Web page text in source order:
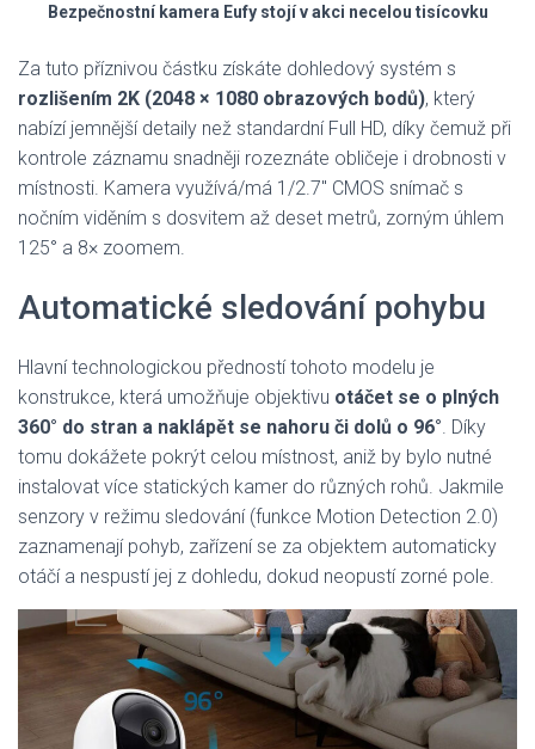
Bezpečnostní kamera Eufy stojí v akci necelou tisícovku
Za tuto příznivou částku získáte dohledový systém s
rozlišením 2K (2048 × 1080 obrazových bodů), který
nabízí jemnější detaily než standardní Full HD, díky čemuž při
kontrole záznamu snadněji rozeznáte obličeje i drobnosti v
místnosti. Kamera využívá/má 1/2.7″ CMOS snímač s
nočním viděním s dosvitem až deset metrů, zorným úhlem
125° a 8× zoomem.
Automatické sledování pohybu
Hlavní technologickou předností tohoto modelu je
konstrukce, která umožňuje objektivu otáčet se o plných
360° do stran a naklápět se nahoru či dolů o 96° . Díky
tomu dokážete pokrýt celou místnost, aniž by bylo nutné
instalovat více statických kamer do různých rohů. Jakmile
senzory v režimu sledování (funkce Motion Detection 2.0)
zaznamenají pohyb, zařízení se za objektem automaticky
otáčí a nespustí jej z dohledu, dokud neopustí zorné pole.